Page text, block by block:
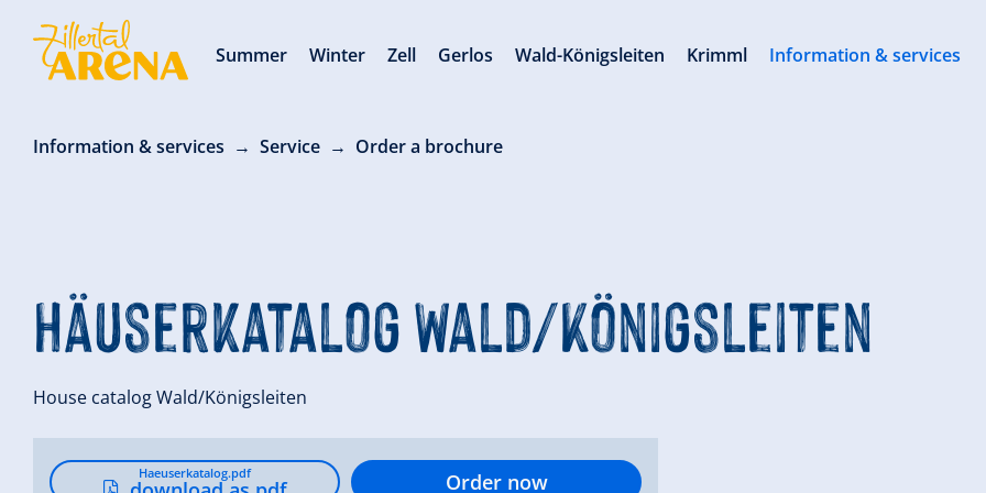
Information & services Service Order a brochure
Häuserkatalog Wald/Königsleiten
House catalog Wald/Königsleiten
Haeuserkatalog.pdf Order now
Summer Winter Zell Gerlos Wald-Königsleiten Krimml Information & services